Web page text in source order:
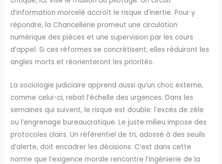
d’information morcelé accroît le risque d’inertie. Pour y
répondre, la Chancellerie promeut une circulation
numérique des pièces et une supervision par les cours
d’appel. Si ces réformes se concrétisent, elles réduiront les
angles morts et réorienteront les priorités.
La sociologie judiciaire apprend aussi qu’un choc externe,
comme celui-ci, rebat l’échelle des urgences. Dans les
semaines qui suivent, le risque est double: l’excès de zèle
ou l’engrenage bureaucratique. Le juste milieu impose des
protocoles clairs. Un référentiel de tri, adossé à des seuils
d’alerte, doit encadrer les décisions. C’est dans cette
norme que l’exigence morale rencontre l’ingénierie de la